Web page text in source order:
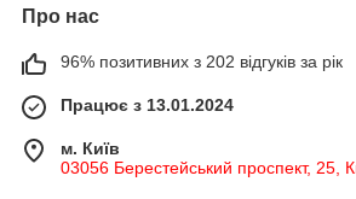
Про нас
96% позитивних з 202 відгуків за рік
Працює з 13.01.2024
м. Київ
03056 Берестейський проспект, 25,